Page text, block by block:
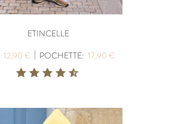
ETINCELLE
12,90 €| POCHETTE: 17,90 €